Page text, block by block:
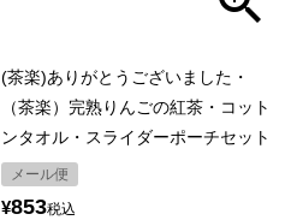
(茶楽)ありがとうございました・
（茶楽）完熟りんごの紅茶・コット
ンタオル・スライダーポーチセット
メール便
¥853税込